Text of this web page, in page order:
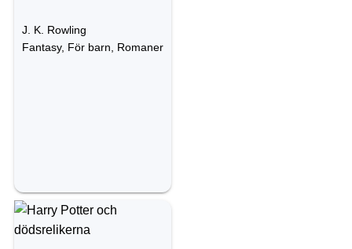
J. K. Rowling
Fantasy, För barn, Romaner